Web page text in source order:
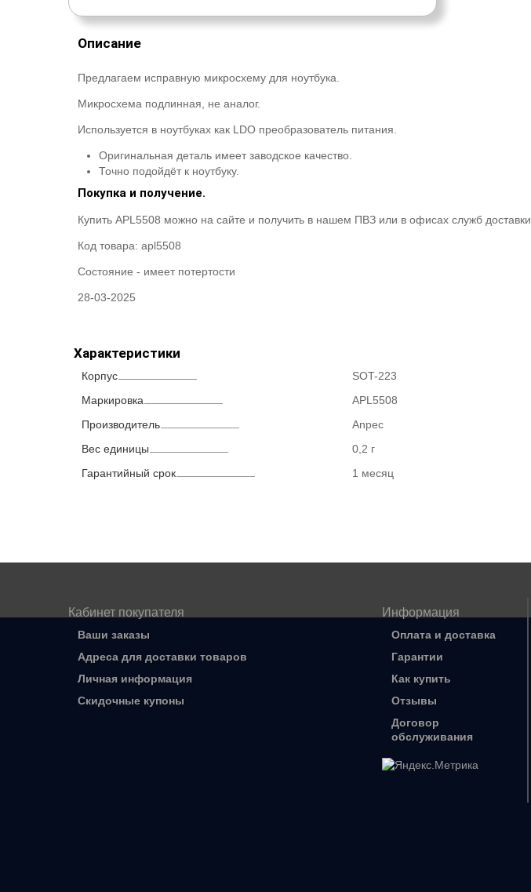
Описание
Предлагаем исправную микросхему для ноутбука.
Микросхема подлинная, не аналог.
Используется в ноутбуках как LDO преобразователь питания.
Оригинальная деталь имеет заводское качество.
Точно подойдёт к ноутбуку.
Покупка и получение.
Купить APL5508 можно на сайте и получить в нашем ПВЗ или в офисах служб доставки.
Код товара: apl5508
Состояние - имеет потертости
28-03-2025
Характеристики
Корпус
SOT-223
Маркировка
APL5508
Производитель
Anpec
Вес единицы
0,2 г
Гарантийный срок
1 месяц
Кабинет покупателя
Ваши заказы
Адреса для доставки товаров
Личная информация
Скидочные купоны
Информация
Оплата и доставка
Гарантии
Как купить
Отзывы
Договор
обслуживания